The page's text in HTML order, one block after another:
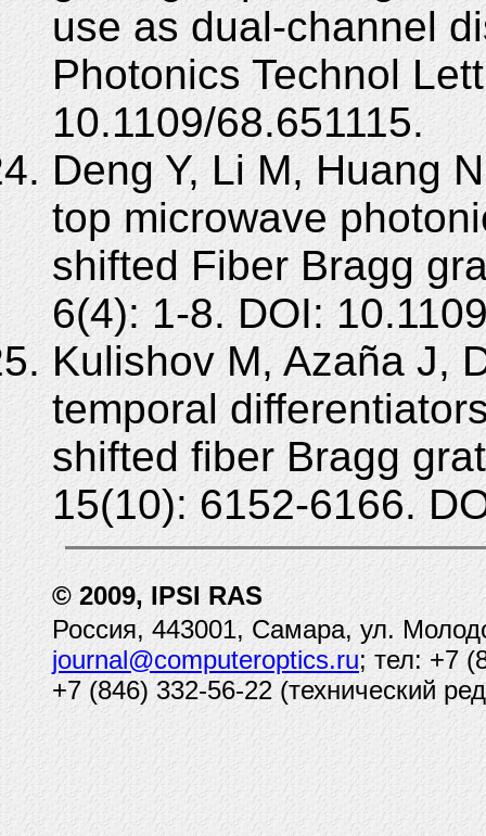
use as dual-channel
Photonics Technol
10.1109/68.651115.
Deng Y, Li M, Huang
top microwave
shifted Fiber Bragg
6(4): 1-8. DOI:
Kulishov M, Azaña J,
temporal
shifted fiber Bragg
15(10): 6152-6166.
© 2009, IPSI RAS
Россия, 443001, Самара, ул.
journal@computeroptics.ru; тел: +7
+7 (846) 332-56-22 (технический